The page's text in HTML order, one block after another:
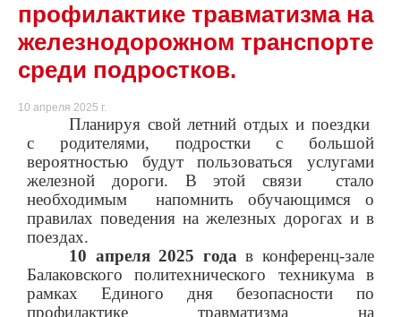
профилактике травматизма на
железнодорожном транспорте
среди подростков.
10 апреля 2025 г.
Планируя свой летний отдых и поездки
с родителями, подростки с большой
вероятностью будут пользоваться услугами
железной дороги. В этой связи
стало
необходимым
напомнить обучающимся о
правилах поведения на железных дорогах и в
поездах.
10 апреля 2025 годав конференц-зале
Балаковского политехнического техникума в
рамках Единого дня безопасности по
профилактике травматизма на